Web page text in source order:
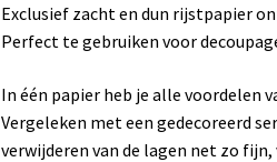
Exclusief zacht en dun rijstpapier
Perfect te gebruiken voor
In één papier heb je alle voordelen
Vergeleken met een gedecoreerd
verwijderen van de lagen net zo